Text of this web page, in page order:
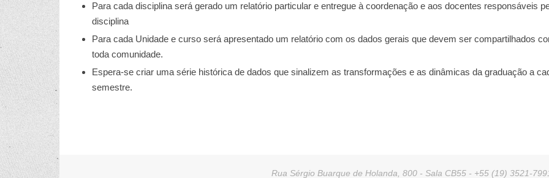
Para cada disciplina será gerado um relatório particular e entregue à coordenação e aos docentes responsáveis
disciplina
Para cada Unidade e curso será apresentado um relatório com os dados gerais que devem ser compartilhados
toda comunidade.
Espera-se criar uma série histórica de dados que sinalizem as transformações e as dinâmicas da graduação a
semestre.
Rua Sérgio Buarque de Holanda, 800 - Sala CB55 - +55 (19) 3521-